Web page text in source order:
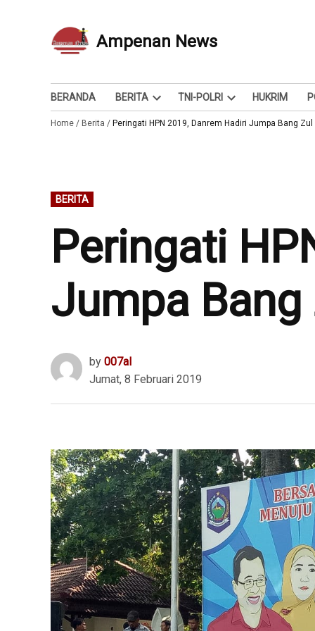
Ampenan News
Berita dan Info
BERANDA BERITA
Open
dropdown
TNI-POLRI
Open
dropdown
HUKRIM
Home / Berita / Peringati HPN 2019, Danrem Hadiri Jumpa Bang Zul
POSTED
IN
BERITA
Peringati
Jumpa Bang
by 007al
Jumat, 8 Februari 2019